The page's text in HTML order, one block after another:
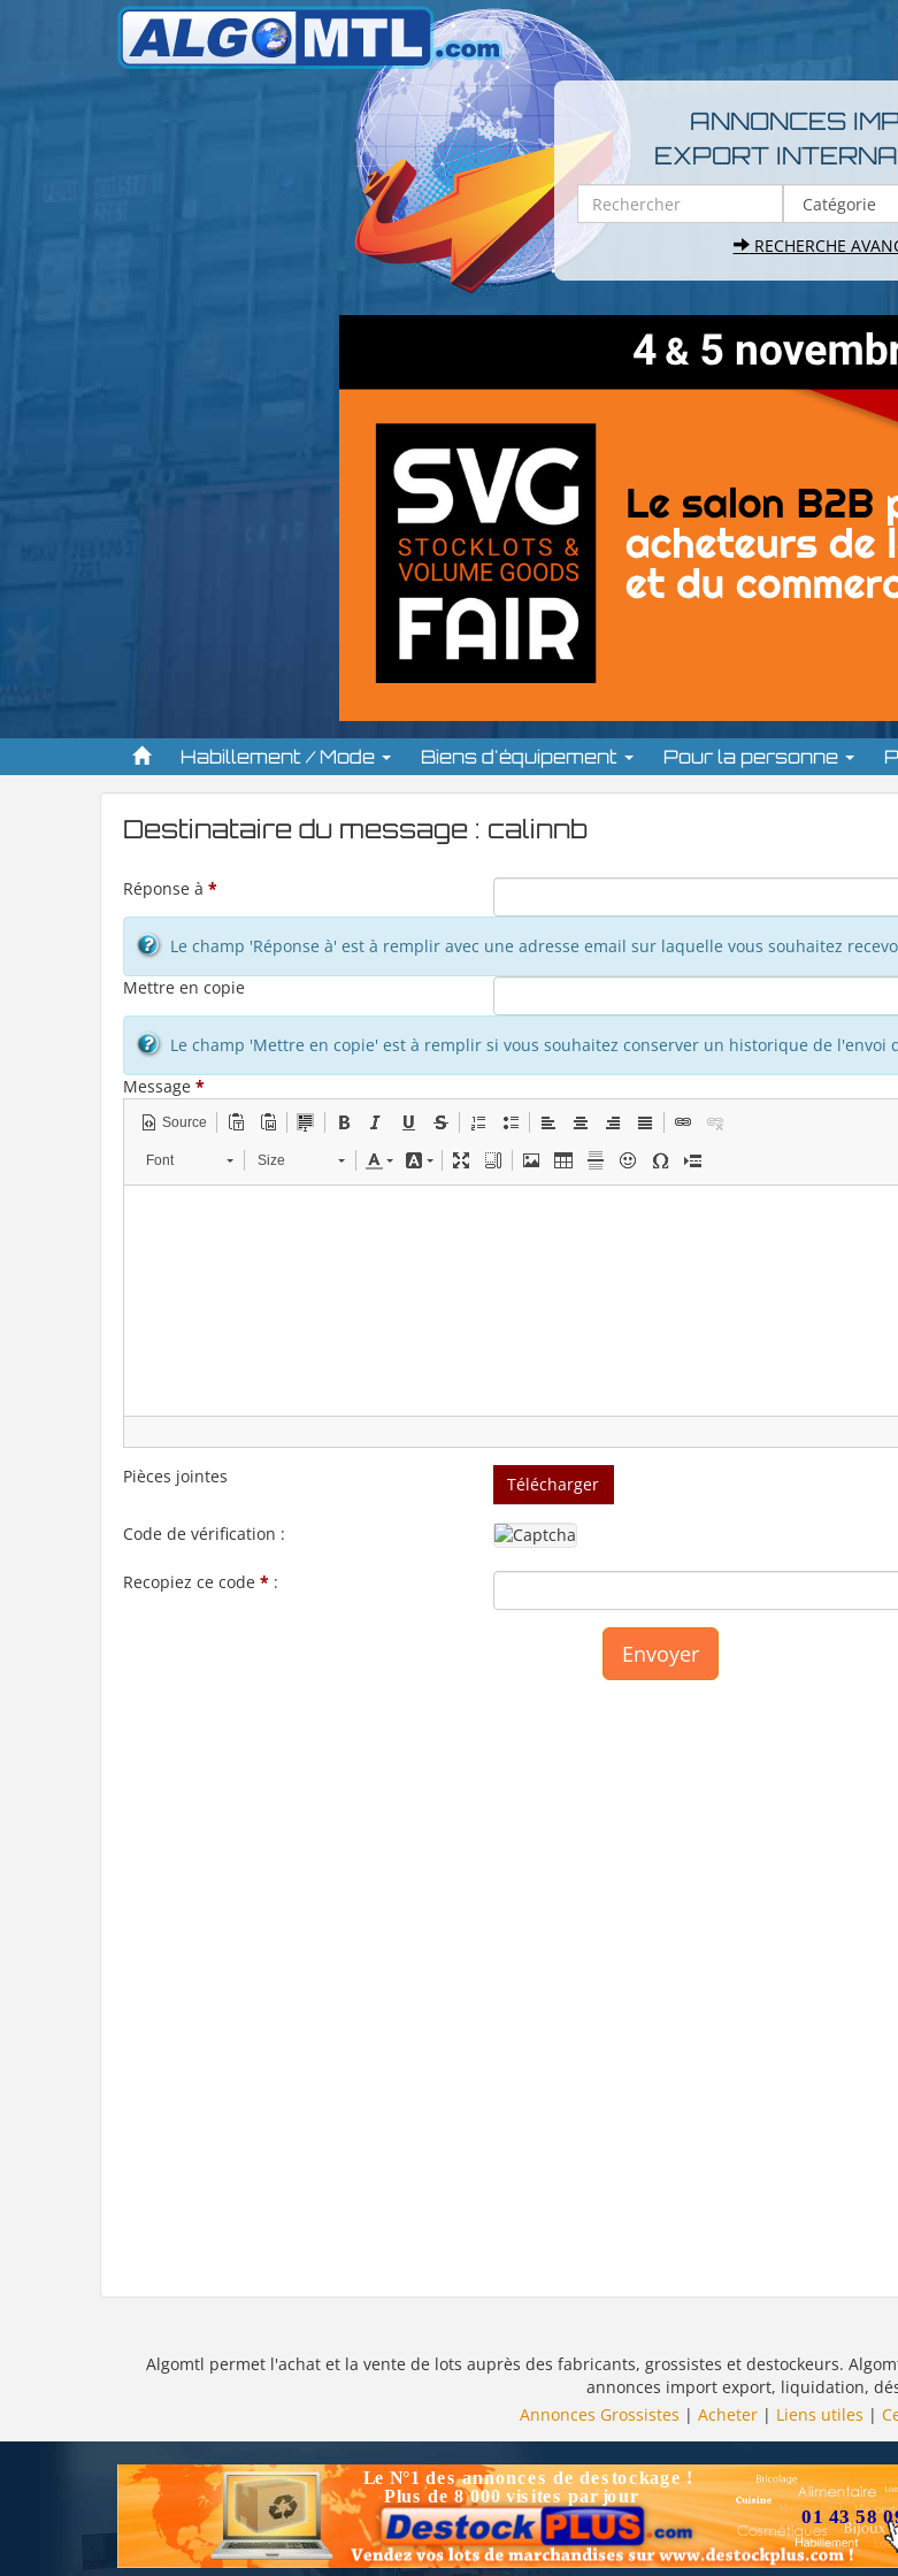
ANNONCES
EXPORT
RECHERCHE
Habillement / Mode Biens d'équipement Pour la personne
Destinataire du message : calinnb
Réponse à *
Le champ 'Réponse à' est à remplir avec une adresse email sur laquelle vous souhaitez
Mettre en copie
Le champ 'Mettre en copie' est à remplir si vous souhaitez conserver un historique de l'envoi
Message *
Source
Font Size
Pièces jointes Télécharger
Code de vérification :
Recopiez ce code * :
Algomtl permet l'achat et la vente de lots auprès des fabricants, grossistes et destockeurs.
annonces import export, liquidation,
Annonces Grossistes | Acheter| Liens utiles |